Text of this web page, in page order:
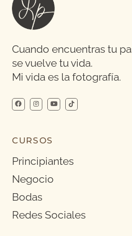
Cuando encuentras tu
se vuelve tu vida.
Mi vida es la fotografía.
CURSOS
Principiantes
Negocio
Bodas
Redes Sociales